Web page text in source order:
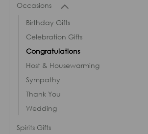
Occasions
Birthday Gifts
Celebration Gifts
Congratulations
Host & Housewarming
Sympathy
Thank You
Wedding
Spirits Gifts